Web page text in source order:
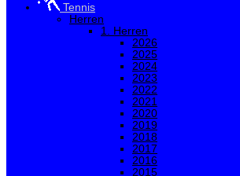
Tennis
Herren
1. Herren
2026
2025
2024
2023
2022
2021
2020
2019
2018
2017
2016
2015